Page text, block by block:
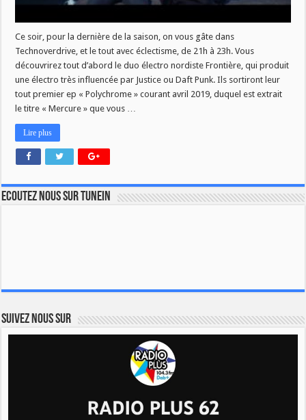
Ce soir, pour la dernière de la saison, on vous gâte dans
Technoverdrive, et le tout avec éclectisme, de 21h à 23h. Vous
découvrirez tout d’abord le duo électro nordiste Frontière, qui produit
une électro très influencée par Justice ou Daft Punk. Ils sortiront leur
tout premier ep « Polychrome » courant avril 2019, duquel est extrait
le titre « Mercure » que vous …
Lire plus
Ecoutez nous sur TuneIn
Suivez nous sur